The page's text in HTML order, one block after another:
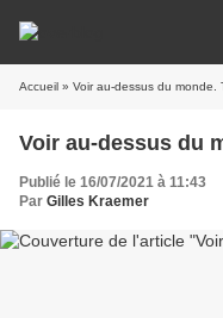
Accueil » Voir au-dessus du monde.
Voir au-dessus du
Publié le 16/07/2021 à 11:43
Par Gilles Kraemer